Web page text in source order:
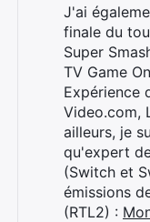
J'ai
finale du
Super
TV Game
Expérience
Video.com,
ailleurs, je
qu'expert
(Switch et
émissions
(RTL2) :